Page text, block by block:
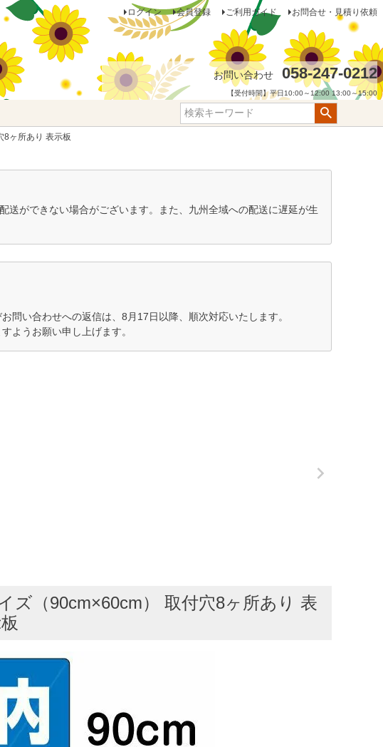
ログイン 会員登録 ご利用ガイド お問合せ・見積り依頼
お問い合わせ 058-247-0212
【受付時間】平日10:00～12:00 13:00～15:00
8ヶ所あり 表示板
ができない場合がございます。また、九州全域への配送に遅延が生
問い合わせへの返信は、8月17日以降、順次対応いたします。
ようお願い申し上げます。
ズ（90cm×60cm） 取付穴8ヶ所あり 表